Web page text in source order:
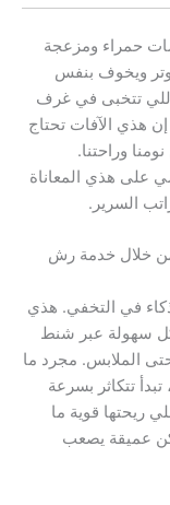
حمراء ومزعجة
ويخوف بنفس
تتخبى في غرف
إن هذي الآفات تحتاج
وراحتنا.
على هذي المعاناة
السرير.
من خلال خدمة رش
في التخفي. هذي
سهولة عبر شنط
حتى الملابس. مجرد ما
تتكاثر بسرعة
ريحتها قوية ما
عميقة يصعب